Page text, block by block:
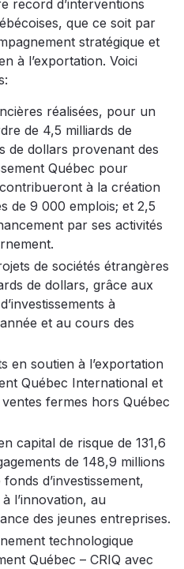
record d’interventions
que ce soit par
stratégique et
à l’exportation. Voici
réalisées, pour un
de 4,5 milliards de
de dollars provenant des
Québec pour
à la création
de 9 000 emplois; et 2,5
par ses activités
de sociétés étrangères
de dollars, grâce aux
à
et au cours des
en soutien à l’exportation
Québec International et
fermes hors Québec
capital de risque de 131,6
de 148,9 millions
d’investissement,
l’innovation, au
des jeunes entreprises.
technologique
Québec – CRIQ avec